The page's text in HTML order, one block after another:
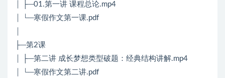
│ ├─01.第一讲 课程总论.mp4
│ └─寒假作文第一课.pdf
├─第2课
│ ├─第二讲 成长梦想类型破题：经典结构讲解.mp4
│ └─寒假作文第二讲.pdf